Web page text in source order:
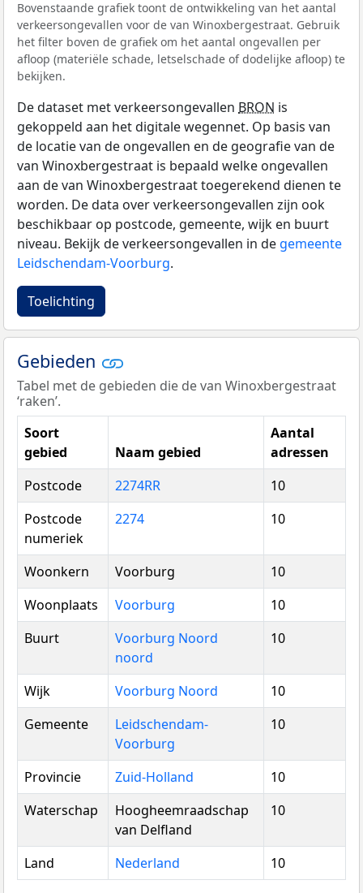
Bovenstaande grafiek toont de ontwikkeling van het aantal
verkeersongevallen voor de van Winoxbergestraat. Gebruik
het filter boven de grafiek om het aantal ongevallen per
afloop (materiële schade, letselschade of dodelijke afloop) te
bekijken.
De dataset met verkeersongevallen BRON is
gekoppeld aan het digitale wegennet. Op basis van
de locatie van de ongevallen en de geografie van de
van Winoxbergestraat is bepaald welke ongevallen
aan de van Winoxbergestraat toegerekend dienen te
worden. De data over verkeersongevallen zijn ook
beschikbaar op postcode, gemeente, wijk en buurt
niveau. Bekijk de verkeersongevallen in de gemeente
Leidschendam-Voorburg.
Toelichting
Gebieden
Tabel met de gebieden die de van Winoxbergestraat
‘raken’.
Soort
gebied
Naam gebied
Aantal
adressen
Postcode
2274RR
10
Postcode
numeriek
2274 10
Woonkern Voorburg
10
Woonplaats
Voorburg
10
Buurt
Voorburg Noord
noord
10
Wijk Voorburg Noord
10
Gemeente
Leidschendam-
Voorburg
10
Provincie Zuid-Holland
10
Waterschap
Hoogheemraadschap
van Delfland
10
Land Nederland 10